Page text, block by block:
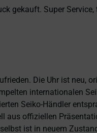
gekauft. Super
Die Uhr ist neu,
internationalen
Seiko-Händler
aus offiziellen
ist in neuem